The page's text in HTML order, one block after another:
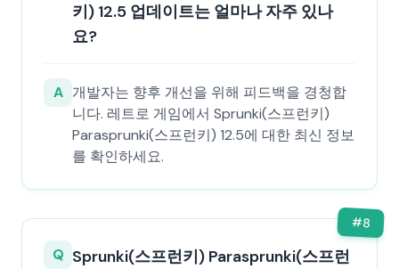
키) 12.5 업데이트는 얼마나 자주 있나
요?
A 개발자는 향후 개선을 위해 피드백을 경청합
니다. 레트로 게임에서 Sprunki(스프런키)
Parasprunki(스프런키) 12.5에 대한 최신 정보
를 확인하세요.
#8
Q Sprunki(스프런키) Parasprunki(스프런